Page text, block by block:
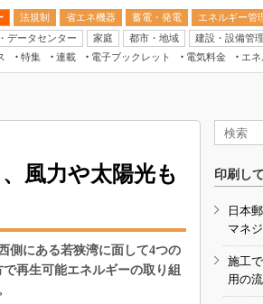
法規制 省エネ機器 蓄電・発電 エネルギー管
データセンター 家庭 都市・地域
建設・設備管理
特集 連載 電子ブックレット 電気料金 エ
新電力
電気料金ガイドブック
BEMS
キーワード解説
風力や太陽光も
側にある若狭湾に面して4つの
再生可能エネルギーの取り組
印刷し
日本
マネ
施工
用の流